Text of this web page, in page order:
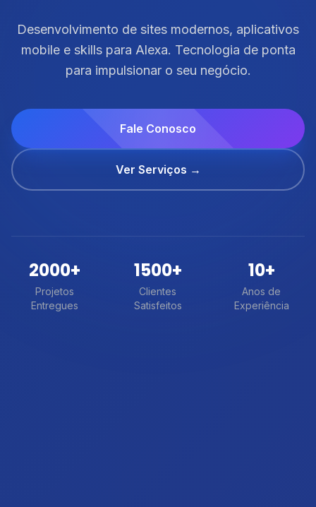
Desenvolvimento de sites modernos, aplicativos
mobile e skills para Alexa. Tecnologia de ponta
para impulsionar o seu negócio.
Fale Conosco
Ver Serviços →
2000+
Projetos
Entregues
1500+
Clientes
Satisfeitos
10+
Anos de
Experiência